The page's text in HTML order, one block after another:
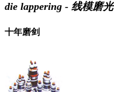
die lappering - 线模磨光
十年磨剑